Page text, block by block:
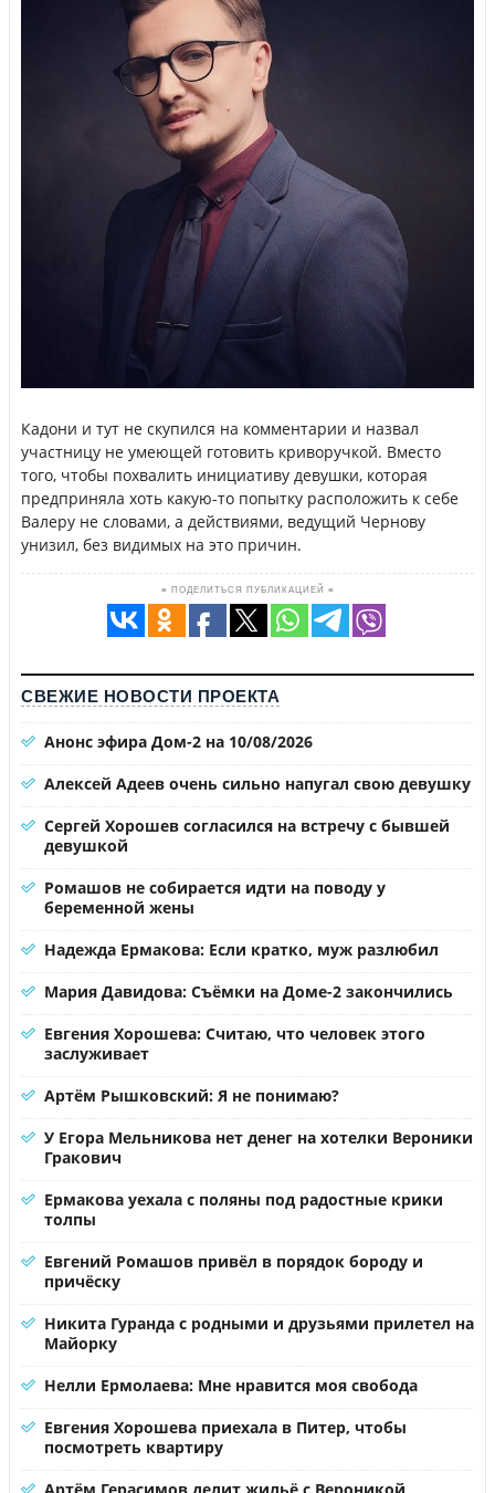
Кадони и тут не скупился на комментарии и назвал
участницу не умеющей готовить криворучкой. Вместо
того, чтобы похвалить инициативу девушки, которая
предприняла хоть какую-то попытку расположить к себе
Валеру не словами, а действиями, ведущий Чернову
унизил, без видимых на это причин.
≡ ПОДЕЛИТЬСЯ ПУБЛИКАЦИЕЙ ≡
СВЕЖИЕ НОВОСТИ ПРОЕКТА
Анонс эфира Дом-2 на 10/08/2026
Алексей Адеев очень сильно напугал свою девушку
Сергей Хорошев согласился на встречу с бывшей
девушкой
Ромашов не собирается идти на поводу у
беременной жены
Надежда Ермакова: Если кратко, муж разлюбил
Мария Давидова: Съёмки на Доме-2 закончились
Евгения Хорошева: Считаю, что человек этого
заслуживает
Артём Рышковский: Я не понимаю?
У Егора Мельникова нет денег на хотелки Вероники
Гракович
Ермакова уехала с поляны под радостные крики
толпы
Евгений Ромашов привёл в порядок бороду и
причёску
Никита Гуранда с родными и друзьями прилетел на
Майорку
Нелли Ермолаева: Мне нравится моя свобода
Евгения Хорошева приехала в Питер, чтобы
посмотреть квартиру